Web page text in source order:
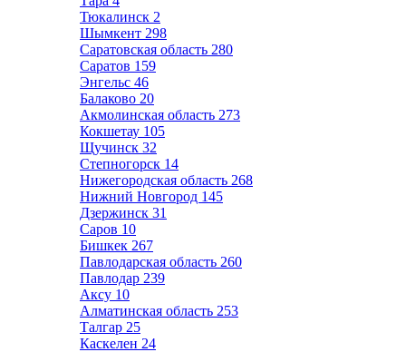
Тюкалинск 2
Шымкент 298
Саратовская область 280
Саратов 159
Энгельс 46
Балаково 20
Акмолинская область 273
Кокшетау 105
Щучинск 32
Степногорск 14
Нижегородская область 268
Нижний Новгород 145
Дзержинск 31
Саров 10
Бишкек 267
Павлодарская область 260
Павлодар 239
Аксу 10
Алматинская область 253
Талгар 25
Каскелен 24